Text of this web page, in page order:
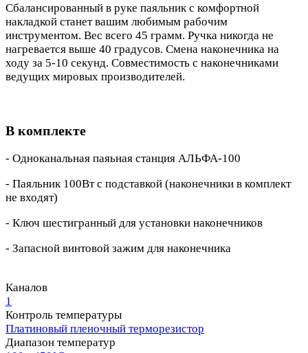
Сбалансированный в руке паяльник с комфортной
накладкой станет вашим любимым рабочим
инструментом. Вес всего 45 грамм. Ручка никогда не
нагревается выше 40 градусов. Смена наконечника на
ходу за 5-10 секунд. Совместимость с наконечниками
ведущих мировых производителей.
В комплекте
- Одноканальная паяьная станция АЛЬФА-100
- Паяльник 100Вт с подставкой (наконечники в комплект
не входят)
- Ключ шестигранный для установки наконечников
- Запасной винтовой зажим для наконечника
Каналов
1
Контроль температуры
Платиновый пленочный терморезистор
Диапазон температур